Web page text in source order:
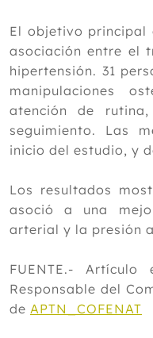
Julio
Junio
Mayo
Abril
Marzo
Enero
El objetivo principal
asociación entre el
hipertensión. 31
manipulaciones
atención de
seguimiento. Las
inicio del estudio, y
Los resultados
asoció a una
arterial y la presión
FUENTE.-
Responsable del
de APTN_COFENAT